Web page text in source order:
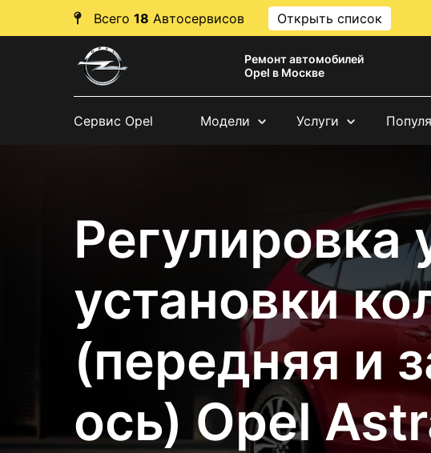
Всего 18 Автосервисов Открыть список
Ремонт автомобилей
Opel в Москве
Сервис Opel Модели Услуги
Регулировка
установки
(передняя и
ось) Opel